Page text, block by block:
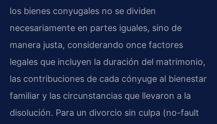
los bienes conyugales no se dividen
necesariamente en partes iguales, sino de
manera justa, considerando once factores
legales que incluyen la duración del matrimonio,
las contribuciones de cada cónyuge al bienestar
familiar y las circunstancias que llevaron a la
disolución. Para un divorcio sin culpa (no-fault